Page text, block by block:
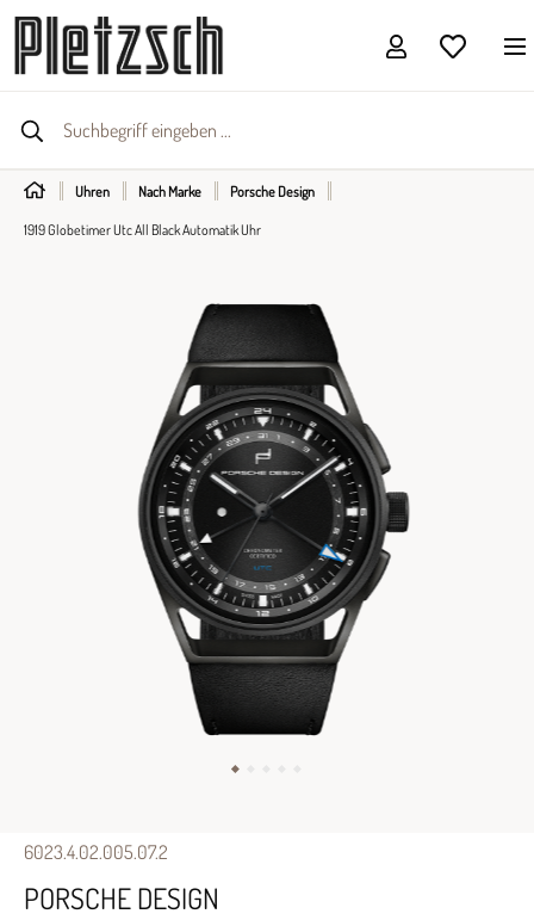
Uhren Nach Marke Porsche Design
1919 Globetimer Utc All Black Automatik Uhr
6023.4.02.005.07.2
PORSCHE DESIGN